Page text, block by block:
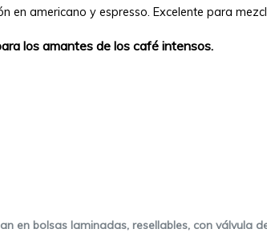
en americano y espresso. Excelente para
los amantes de los café intensos.
en bolsas laminadas, resellables, con